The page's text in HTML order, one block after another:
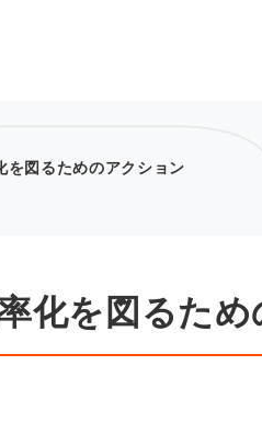
図るためのアクション
化を図るた